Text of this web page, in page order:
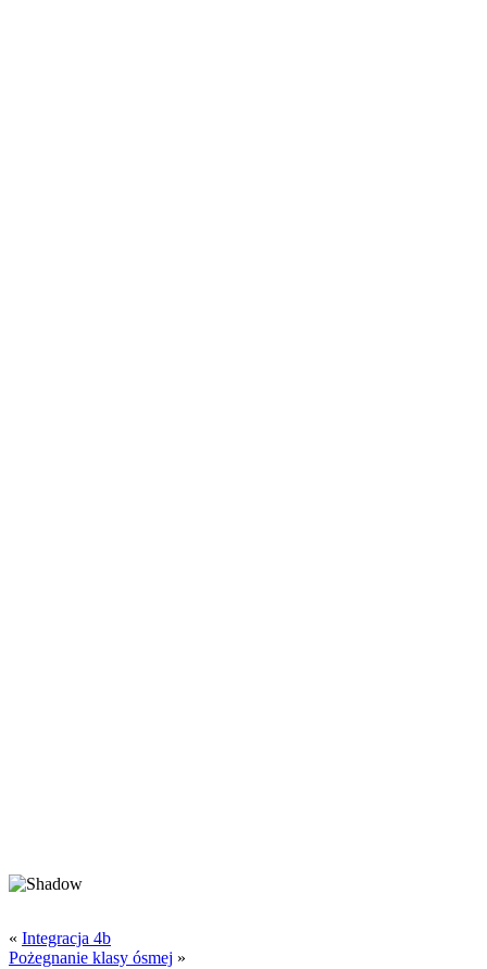
« Integracja 4b
Pożegnanie klasy ósmej »